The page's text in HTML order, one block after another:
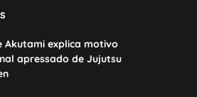
Akutami explica motivo
apressado de Jujutsu